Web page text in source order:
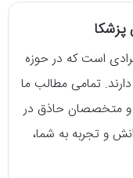
پزشکا
است که در حوزه
تمامی مطالب ما
و متخصصان حاذق در
و تجربه به شما،